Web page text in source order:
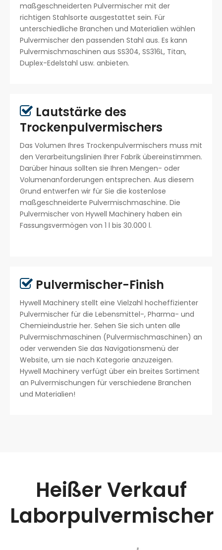
maßgeschneiderten Pulvermischer mit der
richtigen Stahlsorte ausgestattet sein. Für
unterschiedliche Branchen und Materialien wählen
Pulvermischer den passenden Stahl aus. Es kann
Pulvermischmaschinen aus SS304, SS316L, Titan,
Duplex-Edelstahl usw. anbieten.
 Lautstärke des
Trockenpulvermischers
Das Volumen Ihres Trockenpulvermischers muss mit
den Verarbeitungslinien Ihrer Fabrik übereinstimmen.
Darüber hinaus sollten sie Ihren Mengen- oder
Volumenanforderungen entsprechen. Aus diesem
Grund entwerfen wir für Sie die kostenlose
maßgeschneiderte Pulvermischmaschine. Die
Pulvermischer von Hywell Machinery haben ein
Fassungsvermögen von 1 l bis 30.000 l.
 Pulvermischer-Finish
Hywell Machinery stellt eine Vielzahl hocheffizienter
Pulvermischer für die Lebensmittel-, Pharma- und
Chemieindustrie her. Sehen Sie sich unten alle
Pulvermischmaschinen (Pulvermischmaschinen) an
oder verwenden Sie das Navigationsmenü der
Website, um sie nach Kategorie anzuzeigen.
Hywell Machinery verfügt über ein breites Sortiment
an Pulvermischungen für verschiedene Branchen
und Materialien!
Heißer Verkauf
Laborpulvermischer